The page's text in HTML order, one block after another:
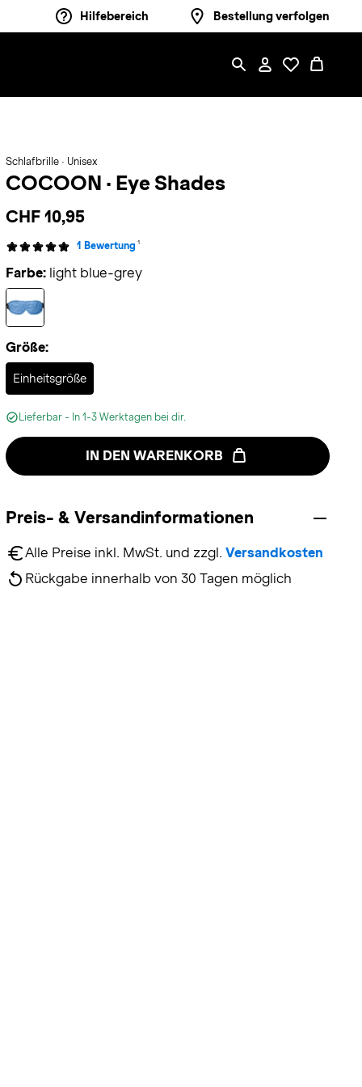
Hilfebereich Bestellung verfolgen
Schlafbrille · Unisex
COCOON · Eye Shades
CHF 10,95
1 Bewertung 1
Farbe: light blue-grey
Größe:
Einheitsgröße
Selected
Lieferbar - In 1-3 Werktagen bei dir.
IN DEN WARENKORB
Preis- & Versandinformationen
Alle Preise inkl. MwSt. und zzgl. Versandkosten
Rückgabe innerhalb von 30 Tagen möglich